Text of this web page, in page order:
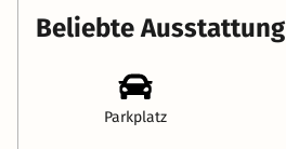
Beliebte Ausstattung
Parkplatz